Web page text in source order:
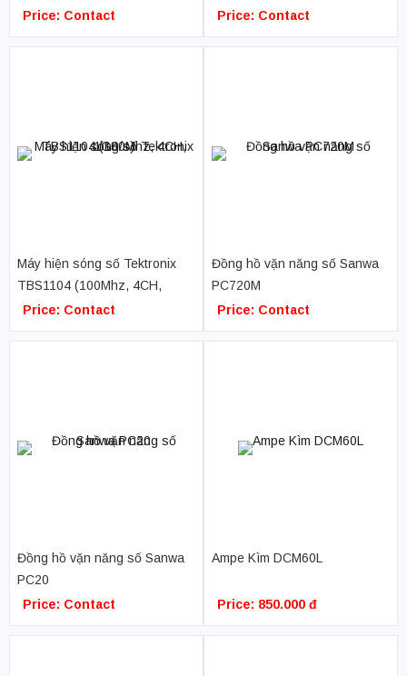
Price: Contact
Price: Contact
Máy hiện sóng số Tektronix
TBS1104 (100Mhz, 4CH,
1GS/s)
Price: Contact
Đồng hồ vặn năng số Sanwa
PC720M
Price: Contact
Đồng hồ vặn năng số Sanwa
PC20
Price: Contact
Ampe Kìm DCM60L
Price: 850.000 đ